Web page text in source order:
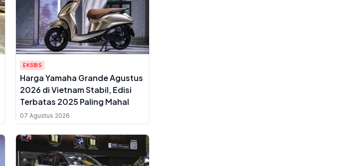
EKSBIS
Harga Yamaha Grande Agustus
2026 di Vietnam Stabil, Edisi
Terbatas 2025 Paling Mahal
07 Agustus 2026